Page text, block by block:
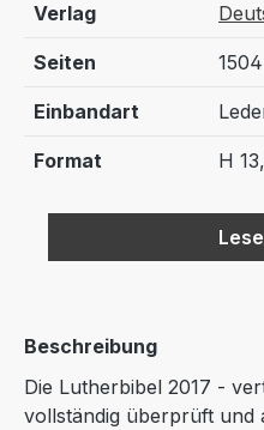
Verlag
Seiten 1504
Einbandart
Format H
Beschreibung
Die Lutherbibel 2017 -
vollständig überprüft und